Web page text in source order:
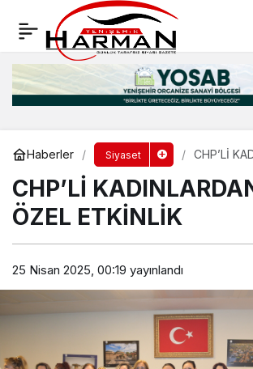
Haberler Siyaset
CHP’Lİ
CHP’Lİ
ÖZEL ETKİNLİK
25 Nisan 2025, 00:19 yayınlandı
CHP’Lİ KADINLARDAN ÇOK
Yorum Yap